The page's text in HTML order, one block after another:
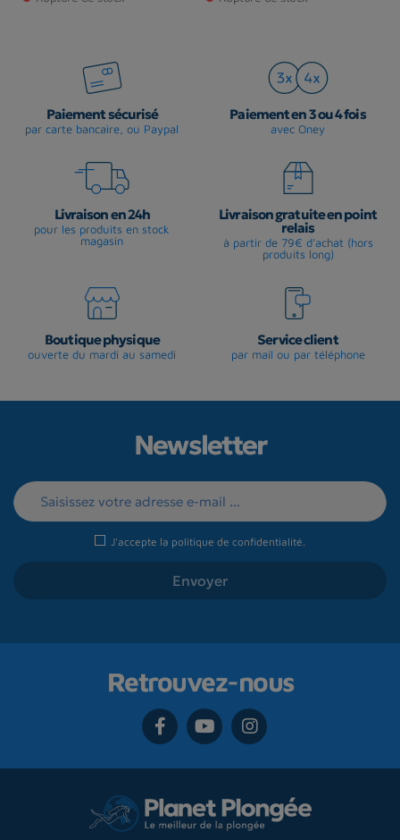
Paiement sécurisé
par carte bancaire, ou Paypal
Paiement en 3 ou 4 fois
avec Oney
Livraison en 24h
pour les produits en stock
magasin
Livraison gratuite en point
relais
à partir de 79€ d'achat (hors
produits long)
Boutique physique
ouverte du mardi au samedi
Service client
par mail ou par téléphone
Newsletter
J'accepte la politique de confidentialité.
Retrouvez-nous